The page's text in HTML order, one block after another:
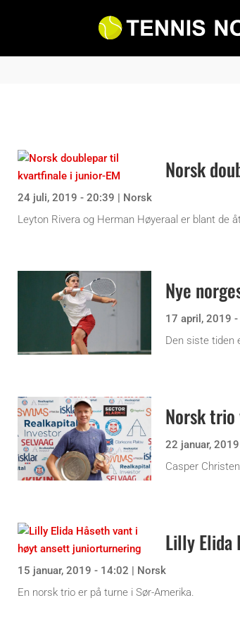
Norsk
24 juli, 2019 - 20:39
Norsk
Leyton Rivera og Herman Høyeraal er blant de
Nye
17 april, 2019
Den siste tiden
Norsk
22 januar,
Casper
Lilly
15 januar, 2019 - 14:02 | Norsk
En norsk trio er på turne i Sør-Amerika.